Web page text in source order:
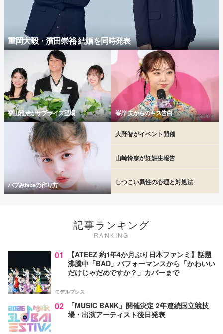
重岡大毅・濱田崇裕 結婚を同時発表
福山雅治がサプライズ登場 峯岸 夫からのキス告白
バブみfaceの作り方
大野智がイベント開催
山崎怜奈が妊娠生報告
しつこい異性の心理と対処法
記事ランキング
RANKING
01
【ATEEZ 約1年4か月ぶり日本ファンミ】話題
沸騰中「BAD」パフォーマンスから「かわいい
だけじゃだめですか？」カバーまで
モデルプレス
02
「MUSIC BANK」開催決定 2年連続国立競技
場・出演アーティスト後日発表